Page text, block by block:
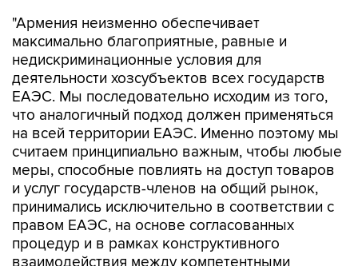
"Армения неизменно обеспечивает
максимально благоприятные, равные и
недискриминационные условия для
деятельности хозсубъектов всех государств
ЕАЭС. Мы последовательно исходим из того,
что аналогичный подход должен применяться
на всей территории ЕАЭС. Именно поэтому мы
считаем принципиально важным, чтобы любые
меры, способные повлиять на доступ товаров
и услуг государств-членов на общий рынок,
принимались исключительно в соответствии с
правом ЕАЭС, на основе согласованных
процедур и в рамках конструктивного